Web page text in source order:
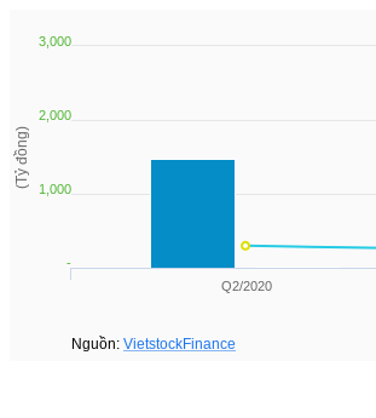
Nguồn: VietstockFinance
(Tỷ đồng)
Q2/2020
-
1,000
2,000
3,000